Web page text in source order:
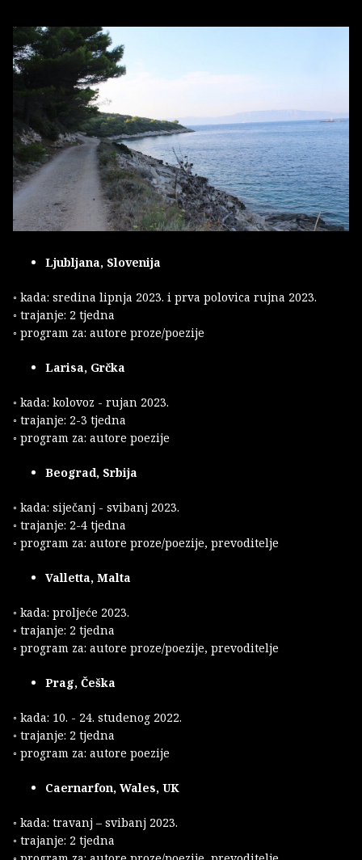
Ljubljana, Slovenija
◦ kada: sredina lipnja 2023. i prva polovica rujna 2023.
◦ trajanje: 2 tjedna
◦ program za: autore proze/poezije
Larisa, Grčka
◦ kada: kolovoz - rujan 2023.
◦ trajanje: 2-3 tjedna
◦ program za: autore poezije
Beograd, Srbija
◦ kada: siječanj - svibanj 2023.
◦ trajanje: 2-4 tjedna
◦ program za: autore proze/poezije, prevoditelje
Valletta, Malta
◦ kada: proljeće 2023.
◦ trajanje: 2 tjedna
◦ program za: autore proze/poezije, prevoditelje
Prag, Češka
◦ kada: 10. - 24. studenog 2022.
◦ trajanje: 2 tjedna
◦ program za: autore poezije
Caernarfon, Wales, UK
◦ kada: travanj – svibanj 2023.
◦ trajanje: 2 tjedna